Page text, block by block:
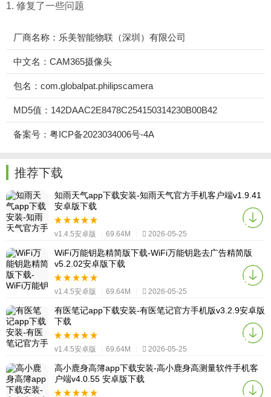
1. 修复了一些问题
厂商名称：乐美智能物联（深圳）有限公司
中文名：CAM365摄像头
包名：com.globalpat.philipscamera
MD5值：142DAAC2E8478C254150314230B00B42
备案号：粤ICP备2023034006号-4A
推荐下载
知雨天气app下载安装-知雨天气官方手机客户端v1.9.41
安卓版下载
v1.4.5安卓版 69.64M 2026-05-25
WiFi万能钥匙精简版下载-WiFi万能钥匙去广告精简版
v5.2.02安卓版下载
v1.4.5安卓版 69.64M 2026-05-25
有医笔记app下载安装-有医笔记官方手机版v3.2.9安卓版
下载
v1.4.5安卓版 69.64M 2026-05-25
高小鹿身高簿app下载安装-高小鹿身高测量软件手机客
户端v4.0.55 安卓版下载